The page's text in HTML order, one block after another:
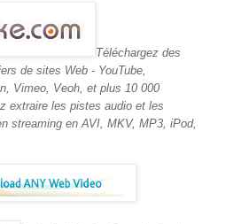
Téléchargez des
de sites Web - YouTube,
Vimeo, Veoh, et plus 10 000
extraire les pistes audio et les
streaming en AVI, MKV, MP3, iPod,